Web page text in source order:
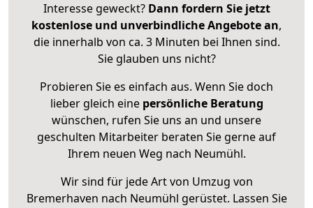
Interesse geweckt? Dann fordern Sie jetzt
kostenlose und unverbindliche Angebote an,
die innerhalb von ca. 3 Minuten bei Ihnen sind.
Sie glauben uns nicht?
Probieren Sie es einfach aus. Wenn Sie doch
lieber gleich eine persönliche Beratung
wünschen, rufen Sie uns an und unsere
geschulten Mitarbeiter beraten Sie gerne auf
Ihrem neuen Weg nach Neumühl.
Wir sind für jede Art von Umzug von
Bremerhaven nach Neumühl gerüstet. Lassen Sie